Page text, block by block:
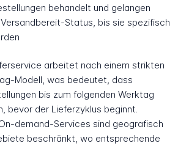
behandelt und gelangen
Status, bis sie spezifisch
arbeitet nach einem strikten
Modell, was bedeutet, dass
bis zum folgenden Werktag
bevor der Lieferzyklus beginnt.
demand-Services sind geografisch
beschränkt, wo entsprechende